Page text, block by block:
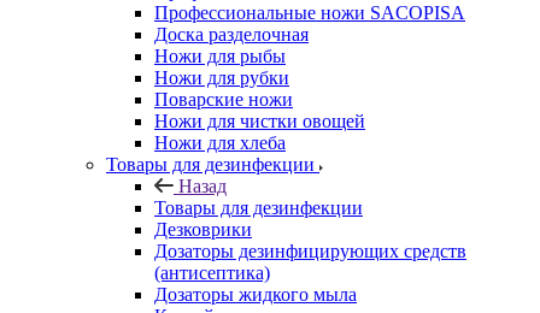
Профессиональные ножи SACOPISA
Доска разделочная
Ножи для рыбы
Ножи для рубки
Поварские ножи
Ножи для чистки овощей
Ножи для хлеба
Товары для дезинфекции
Назад
Товары для дезинфекции
Дезковрики
Дозаторы дезинфицирующих средств
(антисептика)
Дозаторы жидкого мыла